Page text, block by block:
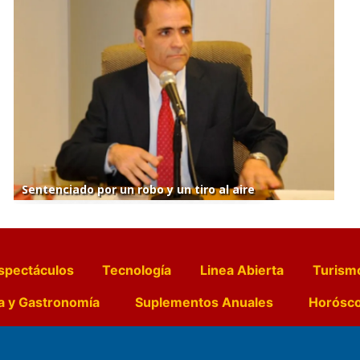
Sentenciado por un robo y un tiro al aire
Tecnología Linea Abierta
y Gastronomía
Suplementos Anuales